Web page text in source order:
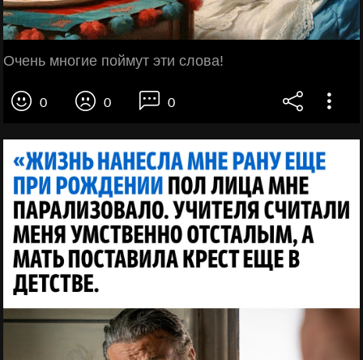
Очень многие поймут эти слова!
0 0 0